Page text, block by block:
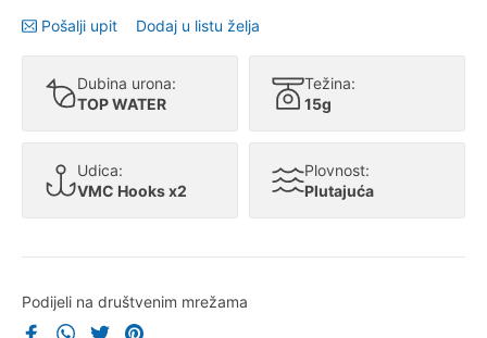
Pošalji upit Dodaj u listu želja
Dubina urona:
TOP WATER
Težina:
15g
Udica:
VMC Hooks x2
Plovnost:
Plutajuća
Podijeli na društvenim mrežama